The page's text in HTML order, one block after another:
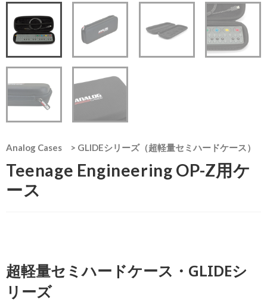
Analog Cases > GLIDEシリーズ（超軽量セミハードケース）
Teenage Engineering OP-Z用ケ
ース
超軽量セミハードケース・GLIDEシ
リーズ